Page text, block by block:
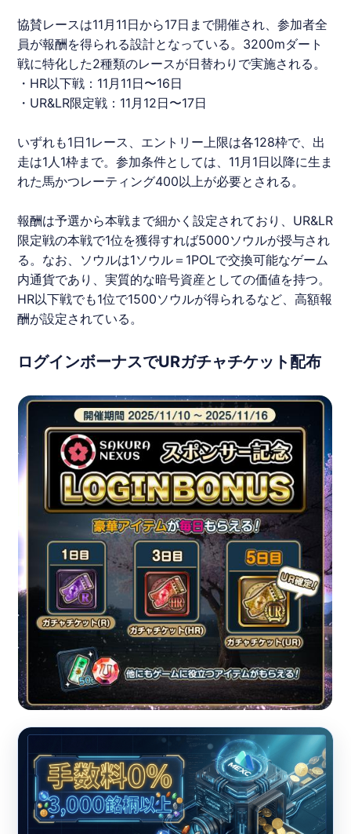
協賛レースは11月11日から17日まで開催され、参加者全
員が報酬を得られる設計となっている。3200mダート
戦に特化した2種類のレースが日替わりで実施される。
・HR以下戦：11月11日〜16日
・UR&LR限定戦：11月12日〜17日
いずれも1日1レース、エントリー上限は各128枠で、出
走は1人1枠まで。参加条件としては、11月1日以降に生ま
れた馬かつレーティング400以上が必要とされる。
報酬は予選から本戦まで細かく設定されており、UR&LR
限定戦の本戦で1位を獲得すれば5000ソウルが授与され
る。なお、ソウルは1ソウル＝1POLで交換可能なゲーム
内通貨であり、実質的な暗号資産としての価値を持つ。
HR以下戦でも1位で1500ソウルが得られるなど、高額報
酬が設定されている。
ログインボーナスでURガチャチケット配布